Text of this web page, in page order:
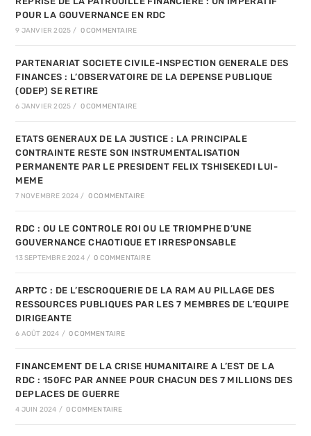
POUR LA GOUVERNANCE EN RDC
9 JANVIER 2025 / 0 COMMENTAIRE
PARTENARIAT SOCIETE CIVILE-INSPECTION GENERALE DES
FINANCES : L’OBSERVATOIRE DE LA DEPENSE PUBLIQUE
(ODEP) SE RETIRE
6 JANVIER 2025 / 0 COMMENTAIRE
ETATS GENERAUX DE LA JUSTICE : LA PRINCIPALE
CONTRAINTE RESTE SON INSTRUMENTALISATION
PERMANENTE PAR LE PRESIDENT FELIX TSHISEKEDI LUI-
MEME
7 NOVEMBRE 2024 / 0 COMMENTAIRE
RDC : OU LE CONTROLE ROI OU LE TRIOMPHE D’UNE
GOUVERNANCE CHAOTIQUE ET IRRESPONSABLE
13 SEPTEMBRE 2024 / 0 COMMENTAIRE
ARPTC : DE L’ESCROQUERIE DE LA RAM AU PILLAGE DES
RESSOURCES PUBLIQUES PAR LES 7 MEMBRES DE L’EQUIPE
DIRIGEANTE
6 AOÛT 2024 / 0 COMMENTAIRE
FINANCEMENT DE LA CRISE HUMANITAIRE A L’EST DE LA
RDC : 150FC PAR ANNEE POUR CHACUN DES 7 MILLIONS DES
DEPLACES DE GUERRE
4 JUIN 2024 / 0 COMMENTAIRE